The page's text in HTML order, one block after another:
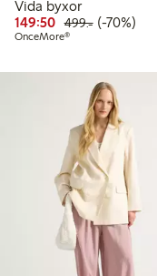
Vida byxor
149:50 Rabatterat pris:
499:-Ordinarie
70% rabatt
(-70%)
OnceMore®